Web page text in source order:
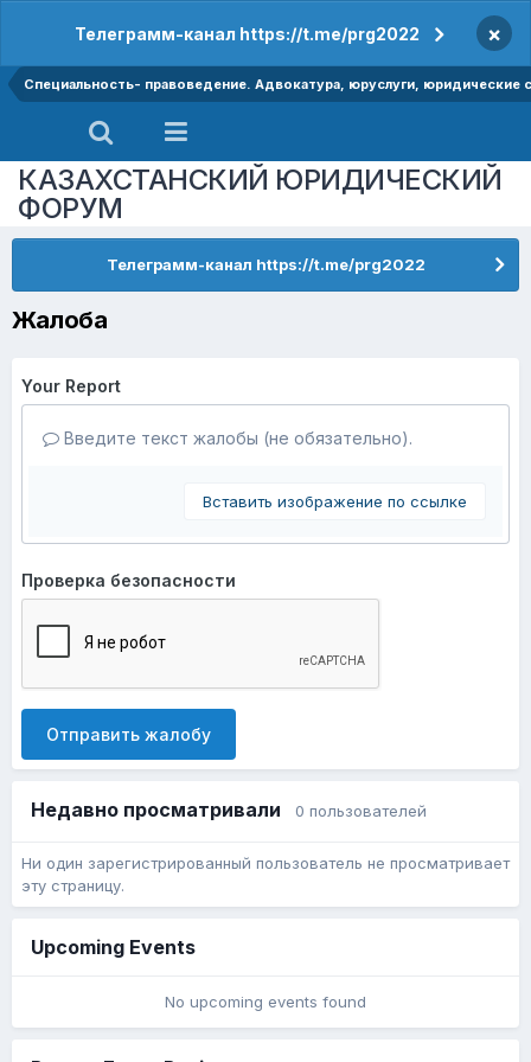
Телеграмм-канал https://t.me/prg2022 ×
Специальность- правоведение. Адвокатура, юруслуги, юридические
КАЗАХСТАНСКИЙ ЮРИДИЧЕСКИЙ
ФОРУМ
Телеграмм-канал https://t.me/prg2022
Жалоба
Your Report
Введите текст жалобы (не обязательно).
Вставить изображение по ссылке
Проверка безопасности
Отправить жалобу
Недавно просматривали 0 пользователей
Ни один зарегистрированный пользователь не просматривает
эту страницу.
Upcoming Events
No upcoming events found